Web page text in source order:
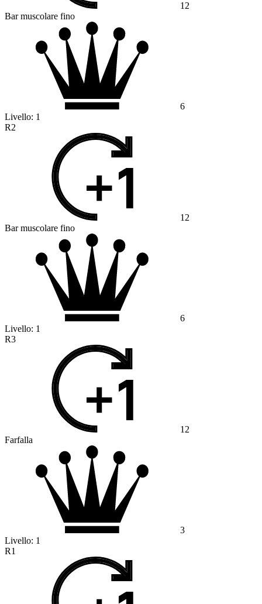
12
Bar muscolare fino
6
Livello: 1
R2
12
Bar muscolare fino
6
Livello: 1
R3
12
Farfalla
3
Livello: 1
R1